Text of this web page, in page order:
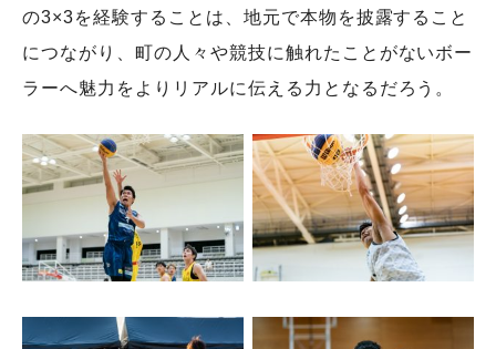
の3×3を経験することは、地元で本物を披露すること
につながり、町の人々や競技に触れたことがないボー
ラーへ魅力をよりリアルに伝える力となるだろう。